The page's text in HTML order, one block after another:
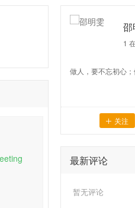
邵
1
做人，要不忘初心；
 关注
最新评论
暂无评论